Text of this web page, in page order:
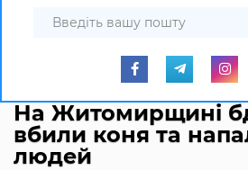
На Житомирщині
вбили коня та
людей